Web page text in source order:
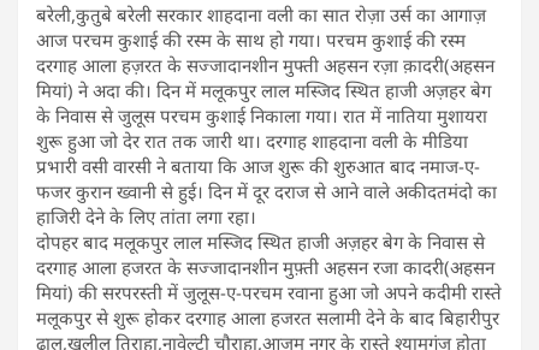
बरेली,कुतुबे बरेली सरकार शाहदाना वली का सात रोज़ा उर्स का आगाज़
आज परचम कुशाई की रस्म के साथ हो गया। परचम कुशाई की रस्म
दरगाह आला हज़रत के सज्जादानशीन मुफ्ती अहसन रज़ा क़ादरी(अहसन
मियां) ने अदा की। दिन में मलूकपुर लाल मस्जिद स्थित हाजी अज़हर बेग
के निवास से जुलूस परचम कुशाई निकाला गया। रात में नातिया मुशायरा
शुरू हुआ जो देर रात तक जारी था। दरगाह शाहदाना वली के मीडिया
प्रभारी वसी वारसी ने बताया कि आज शुरू की शुरुआत बाद नमाज-ए-
फजर कुरान ख्वानी से हुई। दिन में दूर दराज से आने वाले अकीदतमंदो का
हाजिरी देने के लिए तांता लगा रहा।
दोपहर बाद मलूकपुर लाल मस्जिद स्थित हाजी अज़हर बेग के निवास से
दरगाह आला हजरत के सज्जादानशीन मुफ़्ती अहसन रजा कादरी(अहसन
मियां) की सरपरस्ती में जुलूस-ए-परचम रवाना हुआ जो अपने कदीमी रास्ते
मलूकपुर से शुरू होकर दरगाह आला हजरत सलामी देने के बाद बिहारीपुर
ढाल,खलील तिराहा,नावेल्टी चौराहा,आज़म नगर के रास्ते श्यामगंज होता